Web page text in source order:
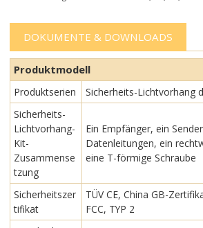
DOKUMENTE & DOWNLOADS
Produktmodell
Produktserien
Sicherheits-Lichtvorhang
Sicherheits-
Lichtvorhang-
Kit-
Zusammense
tzung
Ein Empfänger, ein
Datenleitungen, ein
eine T-förmige Schraube
Sicherheitszer
tifikat
TÜV CE, China GB-
FCC, TYP 2